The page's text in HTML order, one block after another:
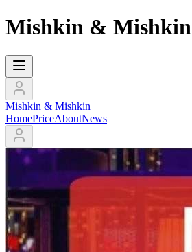
Mishkin & Mishkin
Mishkin & Mishkin
HomePriceAboutNews